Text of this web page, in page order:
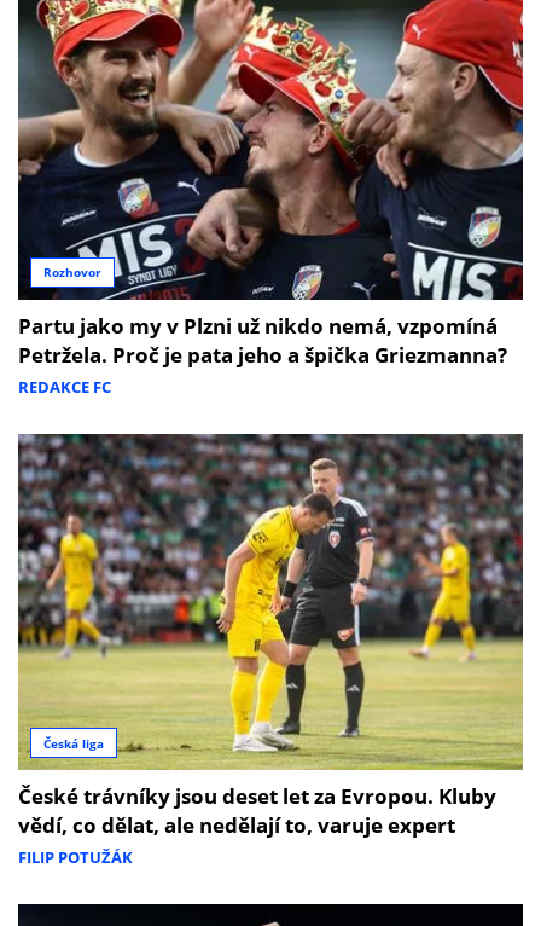
Rozhovor
Partu jako my v Plzni už nikdo nemá, vzpomíná
Petržela. Proč je pata jeho a špička Griezmanna?
REDAKCE FC
Česká liga
České trávníky jsou deset let za Evropou. Kluby
vědí, co dělat, ale nedělají to, varuje expert
FILIP POTUŽÁK